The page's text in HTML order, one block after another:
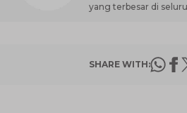
yang terbesar di
SHARE WITH: